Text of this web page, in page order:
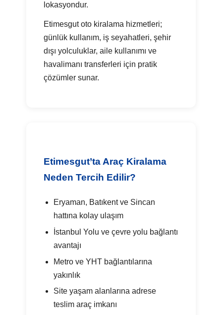
lokasyondur.
Etimesgut oto kiralama hizmetleri;
günlük kullanım, iş seyahatleri, şehir
dışı yolculuklar, aile kullanımı ve
havalimanı transferleri için pratik
çözümler sunar.
Etimesgut’ta Araç Kiralama
Neden Tercih Edilir?
Eryaman, Batıkent ve Sincan
hattına kolay ulaşım
İstanbul Yolu ve çevre yolu bağlantı
avantajı
Metro ve YHT bağlantılarına
yakınlık
Site yaşam alanlarına adrese
teslim araç imkanı